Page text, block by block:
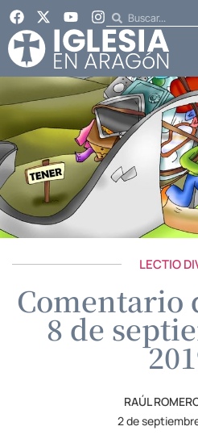
LECTIO
Comentario
8 de
RAÚL
2 de